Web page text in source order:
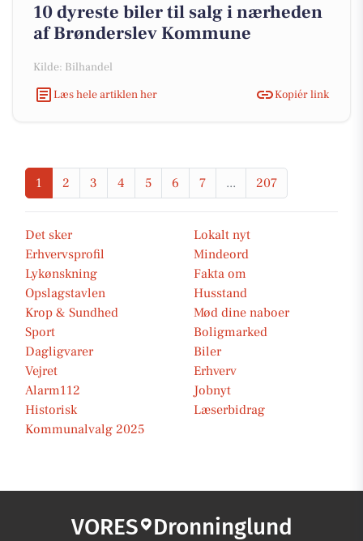
10 dyreste biler til salg i nærheden
af Brønderslev Kommune
Kilde: Bilhandel
Læs hele artiklen her
Kopiér link
1 2 3 4 5 6 7 ... 207
Det sker
Lokalt nyt
Erhvervsprofil
Mindeord
Lykønskning
Fakta om
Opslagstavlen
Husstand
Krop & Sundhed
Mød dine naboer
Sport
Boligmarked
Dagligvarer
Biler
Vejret
Erhverv
Alarm112
Jobnyt
Historisk
Læserbidrag
Kommunalvalg 2025
VORES Dronninglund